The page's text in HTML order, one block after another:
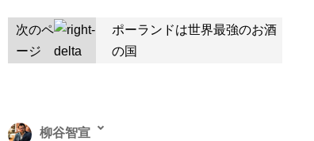
次のペ
ージ
ポーランドは世界最強のお酒
の国
柳谷智宣